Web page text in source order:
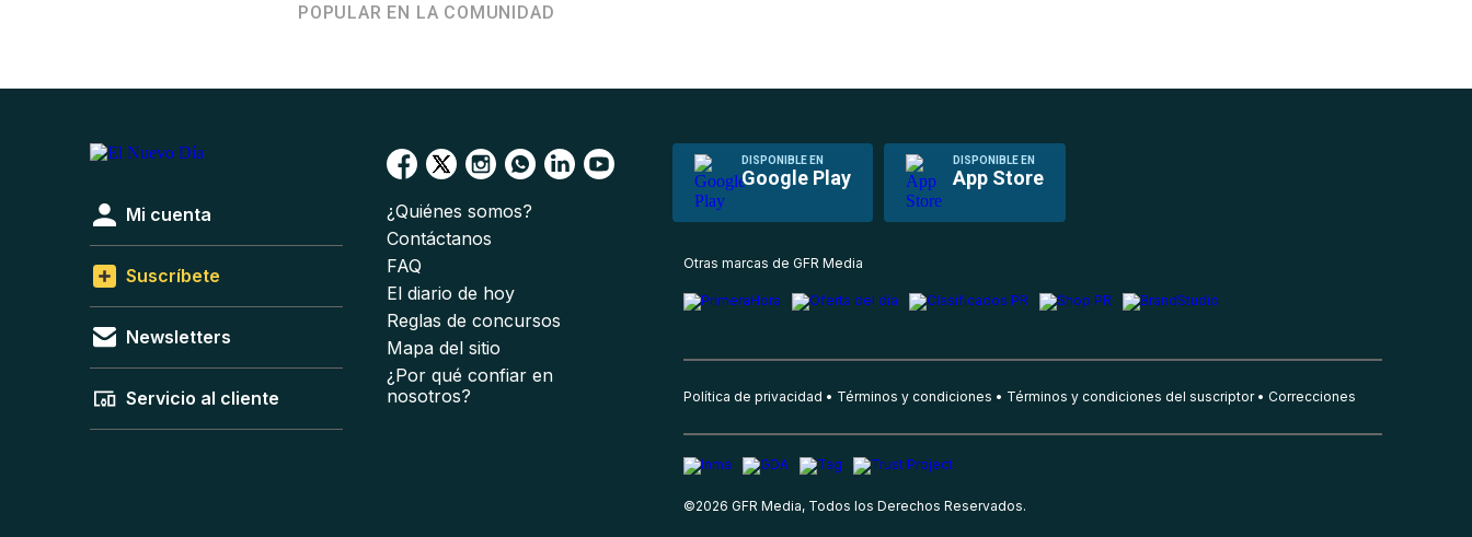
POPULAR EN LA COMUNIDAD
DISPONIBLE EN
Google Play
DISPONIBLE EN
App Store
Mi cuenta
Suscríbete
Newsletters
Servicio al cliente
¿Quiénes somos?
Contáctanos
FAQ
El diario de hoy
Reglas de concursos
Mapa del sitio
¿Por qué confiar en
nosotros?
Otras marcas de GFR Media
Política de privacidad Términos y condiciones Términos y condiciones del suscriptor Correcciones
©2026 GFR Media, Todos los Derechos Reservados.